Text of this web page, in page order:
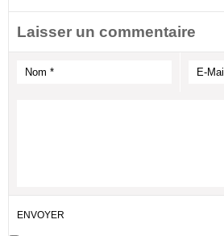
Laisser un commentaire